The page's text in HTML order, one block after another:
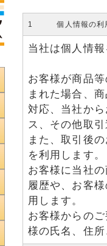
1 個人情報の利用
当社は個人情
お客様が商品
まれた場合、
対応、当社か
ス、その他取
また、取引後
を利用します。
お客様に当社
履歴や、お客
用します。
お客様からの
様の氏名、住